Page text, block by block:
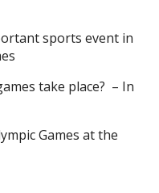
sports event in
take place? – In
Games at the